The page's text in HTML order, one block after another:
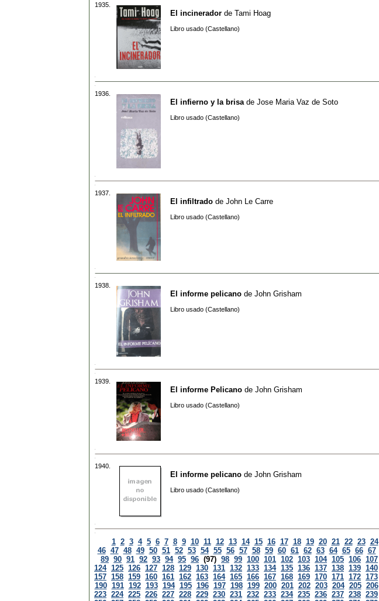
1935.
El incinerador de Tami Hoag
Libro usado (Castellano)
1936.
El infierno y la brisa de Jose Maria Vaz de Soto
Libro usado (Castellano)
1937.
El infiltrado de John Le Carre
Libro usado (Castellano)
1938.
El informe pelicano de John Grisham
Libro usado (Castellano)
1939.
El informe Pelicano de John Grisham
Libro usado (Castellano)
1940.
El informe pelicano de John Grisham
Libro usado (Castellano)
1 2 3 4 5 6 7 8 9 10 11 12 13 14 15 16 17 18 19 20 21 22 23 24
46 47 48 49 50 51 52 53 54 55 56 57 58 59 60 61 62 63 64 65 66 67
89 90 91 92 93 94 95 96 (97) 98 99 100 101 102 103 104 105 106 107
124 125 126 127 128 129 130 131 132 133 134 135 136 137 138 139 140
157 158 159 160 161 162 163 164 165 166 167 168 169 170 171 172 173
190 191 192 193 194 195 196 197 198 199 200 201 202 203 204 205 206
223 224 225 226 227 228 229 230 231 232 233 234 235 236 237 238 239